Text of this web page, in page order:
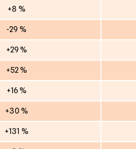
+8 %
-29 %
+29 %
+52 %
+16 %
+30 %
+131 %